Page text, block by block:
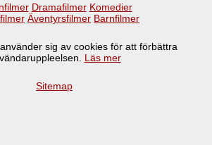
Dramafilmer Komedier
Äventyrsfilmer Barnfilmer
sig av cookies för att förbättra
Läs mer
Sitemap